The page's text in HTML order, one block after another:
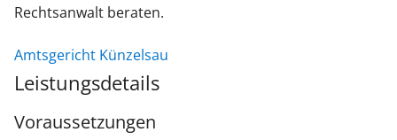
Rechtsanwalt beraten.
Amtsgericht Künzelsau
Leistungsdetails
Voraussetzungen